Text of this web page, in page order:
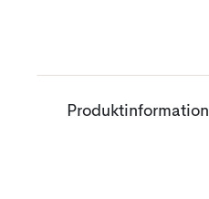
Produktinformation